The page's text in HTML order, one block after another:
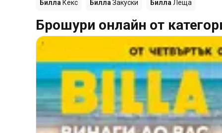
Билла Кекс Билла Закуски Билла Леща
Брошури онлайн от